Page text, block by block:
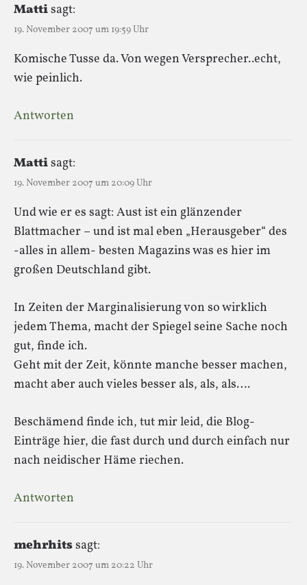
Mattisagt:
19. November 2007 um 19:59 Uhr
Komische Tusse da. Von wegen Versprecher..echt,
wie peinlich.
Antworten
Mattisagt:
19. November 2007 um 20:09 Uhr
Und wie er es sagt: Aust ist ein glänzender
Blattmacher – und ist mal eben „Herausgeber“ des
-alles in allem- besten Magazins was es hier im
großen Deutschland gibt.
In Zeiten der Marginalisierung von so wirklich
jedem Thema, macht der Spiegel seine Sache noch
gut, finde ich.
Geht mit der Zeit, könnte manche besser machen,
macht aber auch vieles besser als, als, als….
Beschämend finde ich, tut mir leid, die Blog-
Einträge hier, die fast durch und durch einfach nur
nach neidischer Häme riechen.
Antworten
mehrhitssagt:
19. November 2007 um 20:22 Uhr